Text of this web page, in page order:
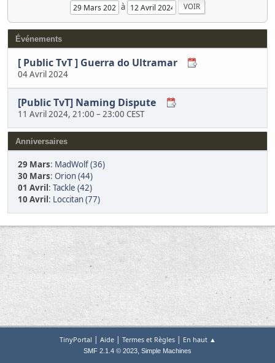
à
Événements
[ Public TvT ] Guerra do Ultramar
04 Avril 2024
[Public TvT] Naming Dispute
11 Avril 2024, 21:00 – 23:00 CEST
Anniversaires
29 Mars: MadWolf (36)
30 Mars: Orion (44)
01 Avril: Tackle (42)
10 Avril: Loccitan (77)
TinyPortal | Aide| Termes et Règles| En haut ▲
SMF 2.1.4 © 2023, Simple Machines